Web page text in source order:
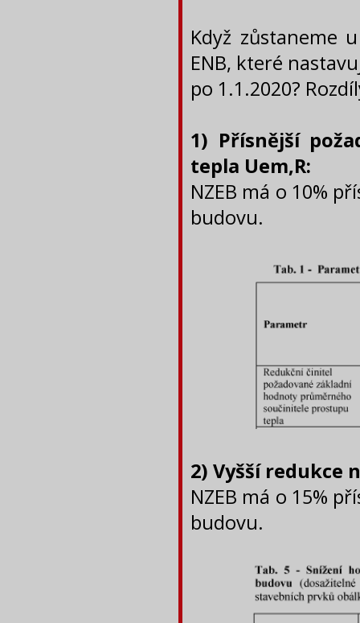
Když zůstaneme
ENB, které
po 1.1.2020?
1) Přísnější
tepla Uem,R:
NZEB má o 10%
budovu.
2) Vyšší redukce
NZEB má o 15%
budovu.